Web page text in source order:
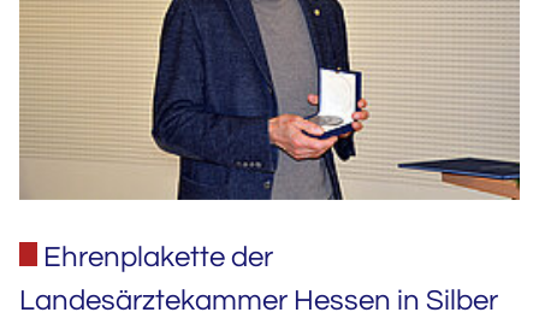
Ehrenplakette der
Landesärztekammer Hessen in Silber